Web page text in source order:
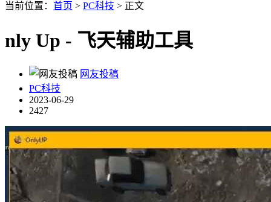
当前位置： 首页 > PC科技 > 正文
nly Up - 飞天辅助工具
网友投稿
PC科技
2023-06-29
2427